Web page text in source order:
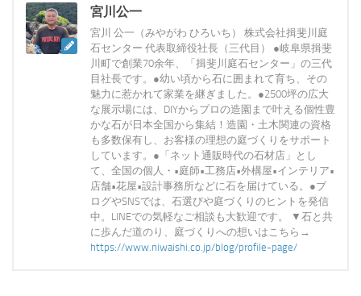
宮川公一
宮川 公一（みやがわ ひろいち） 株式会社揖斐川庭
石センター 代表取締役社長（三代目） ●岐阜県揖斐
川町で創業70余年、「揖斐川庭石センター」の三代
目社長です。●幼い頃から石に囲まれて育ち、その
魅力に惹かれて家業を継ぎました。●2500坪の広大
な展示場には、DIYからプロの造園まで叶える個性豊
かな石が日本全国から集結！造園・土木関連の資格
も多数保有し、お客様の理想の庭づくりをサポート
しています。●「ネット通販時代の石材店」とし
て、全国の個人・•庭師•工務店•外構屋•インテリア•
店舗•花屋•設計事務所などに石を届けている。●ブ
ログやSNSでは、石選びや庭づくりのヒントを発信
中。LINEでの気軽なご相談も大歓迎です。 ▼石と共
に歩んだ道のり、庭づくりへの想いはこちら→
https://www.niwaishi.co.jp/blog/profile-page/